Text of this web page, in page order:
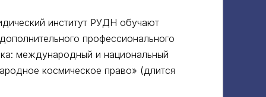
институт РУДН обучают
профессионального
международный и национальный
космическое право» (длится